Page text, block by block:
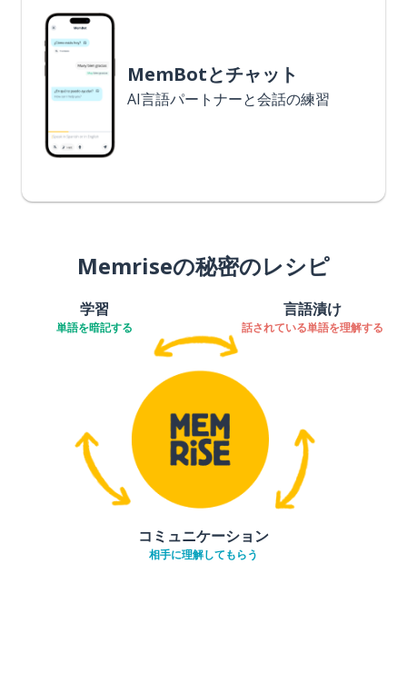
MemBotとチャット
AI言語パートナーと会話の練習
Memriseの秘密のレシピ
学習
単語を暗記する
言語漬け
話されている単語を理解する
コミュニケーション
相手に理解してもらう